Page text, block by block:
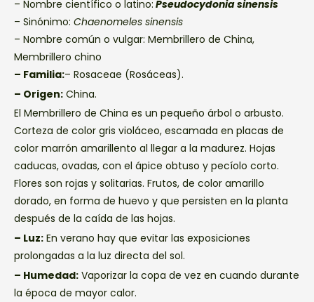
– Nombre científico o latino: Pseudocydonia sinensis
– Sinónimo: Chaenomeles sinensis
– Nombre común o vulgar: Membrillero de China,
Membrillero chino
– Familia:– Rosaceae (Rosáceas).
– Origen: China.
El Membrillero de China es un pequeño árbol o arbusto.
Corteza de color gris violáceo, escamada en placas de
color marrón amarillento al llegar a la madurez. Hojas
caducas, ovadas, con el ápice obtuso y pecíolo corto.
Flores son rojas y solitarias. Frutos, de color amarillo
dorado, en forma de huevo y que persisten en la planta
después de la caída de las hojas.
– Luz: En verano hay que evitar las exposiciones
prolongadas a la luz directa del sol.
– Humedad: Vaporizar la copa de vez en cuando durante
la época de mayor calor.